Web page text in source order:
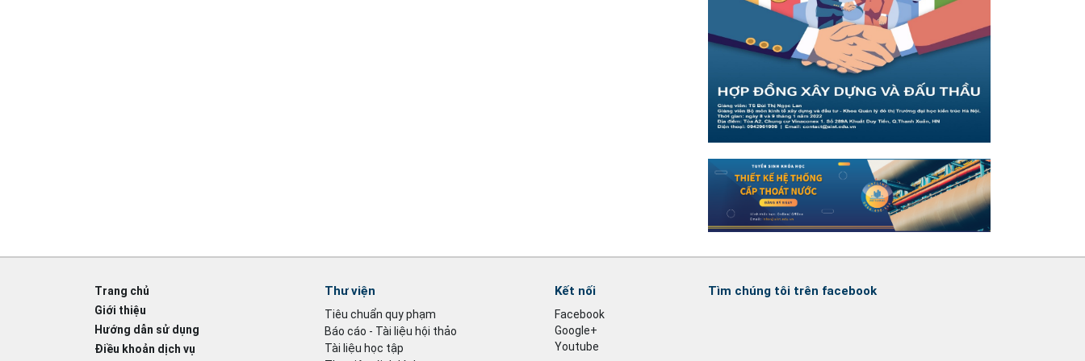
Trang chủ
Giới thiệu
Hướng dẫn sử dụng
Điều khoản dịch vụ
Thư viện
Tiêu chuẩn quy phạm
Báo cáo - Tài liệu hội thảo
Tài liệu học tập
Kết nối
Facebook
Google+
Youtube
Tìm chúng tôi trên facebook